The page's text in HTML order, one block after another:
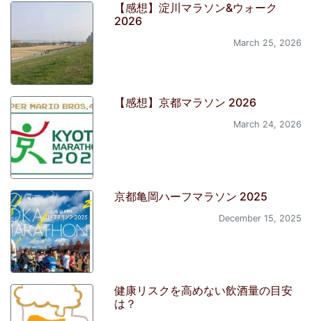
【感想】淀川マラソン&ウォーク
2026
March 25, 2026
【感想】京都マラソン 2026
March 24, 2026
京都亀岡ハーフマラソン 2025
December 15, 2025
健康リスクを高めない飲酒量の目安
は？